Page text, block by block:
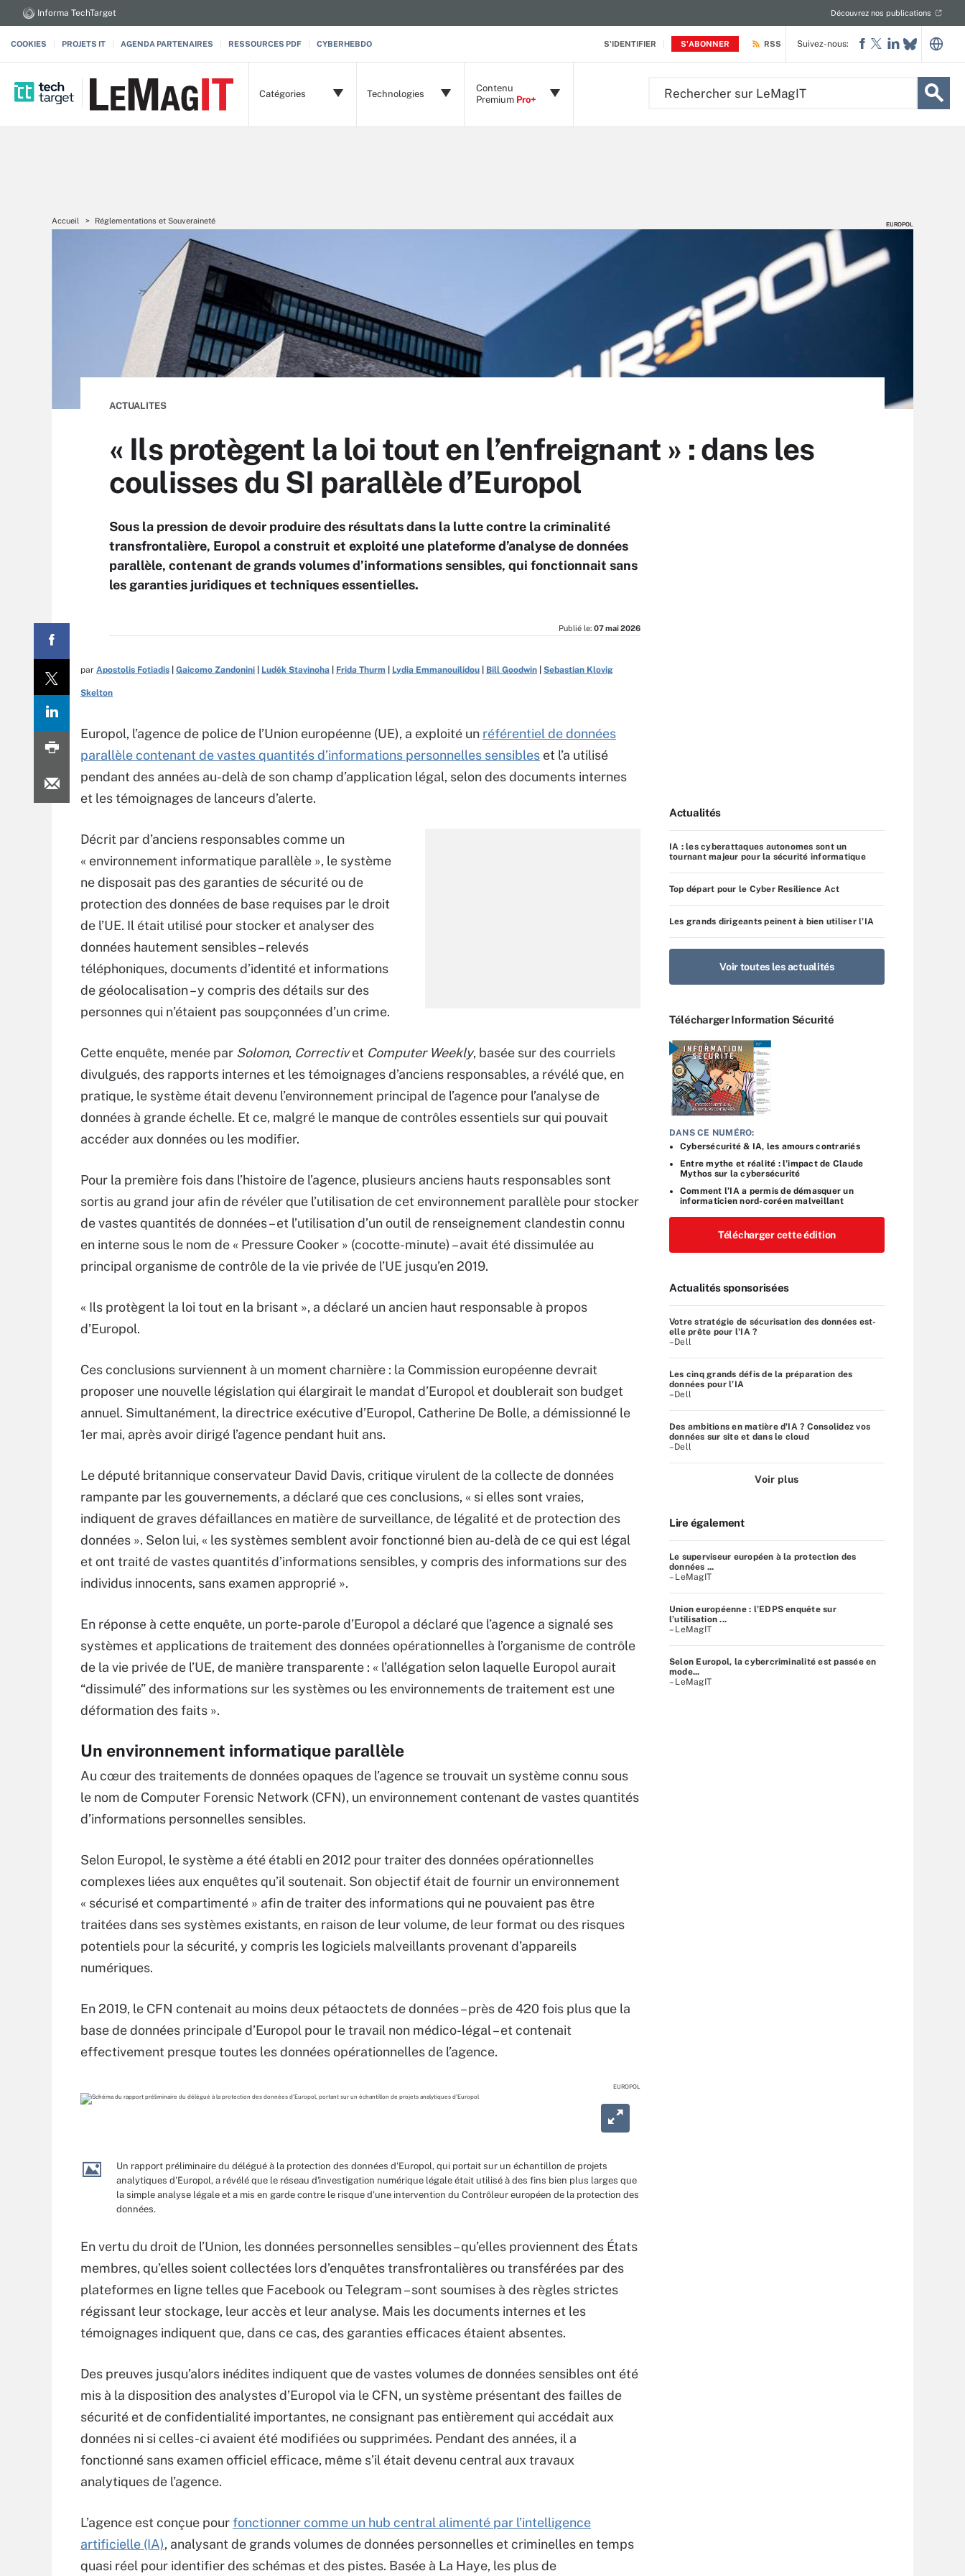
S'IDENTIFIER S'ABONNER
Informa TechTarget Découvrez nos publications
COOKIES PROJETS IT AGENDA PARTENAIRES RESSOURCES PDF CYBERHEBDO RSS
Catégories Technologies
Contenu
Premium Pro+
Suivez-nous:
Accueil Réglementations et Souveraineté EUROPOL
EUROPOL
ACTUALITES
« Ils protègent la loi tout en l’enfreignant » : dans les
coulisses du SI parallèle d’Europol
Sous la pression de devoir produire des résultats dans la lutte contre la criminalité
transfrontalière, Europol a construit et exploité une plateforme d’analyse de données
parallèle, contenant de grands volumes d’informations sensibles, qui fonctionnait sans
les garanties juridiques et techniques essentielles.
Publié le: 07 mai 2026
par Apostolis Fotiadis Gaicomo Zandonini Luděk Stavinoha Frida Thurm Lydia Emmanouilidou Bill Goodwin Sebastian Klovig
Skelton
Europol, l’agence de police de l’Union européenne (UE), a exploité un référentiel de données
parallèle contenant de vastes quantités d’informations personnelles sensibles et l’a utilisé
pendant des années au-delà de son champ d’application légal, selon des documents internes
et les témoignages de lanceurs d’alerte.
Décrit par d’anciens responsables comme un
« environnement informatique parallèle », le système
ne disposait pas des garanties de sécurité ou de
protection des données de base requises par le droit
de l’UE. Il était utilisé pour stocker et analyser des
données hautement sensibles – relevés
téléphoniques, documents d’identité et informations
de géolocalisation – y compris des détails sur des
personnes qui n’étaient pas soupçonnées d’un crime.
Cette enquête, menée par Solomon, Correctivet Computer Weekly, basée sur des courriels
divulgués, des rapports internes et les témoignages d’anciens responsables, a révélé que, en
pratique, le système était devenu l’environnement principal de l’agence pour l’analyse de
données à grande échelle. Et ce, malgré le manque de contrôles essentiels sur qui pouvait
accéder aux données ou les modifier.
Pour la première fois dans l’histoire de l’agence, plusieurs anciens hauts responsables sont
sortis au grand jour afin de révéler que l’utilisation de cet environnement parallèle pour stocker
de vastes quantités de données – et l’utilisation d’un outil de renseignement clandestin connu
en interne sous le nom de « Pressure Cooker » (cocotte-minute) – avait été dissimulée au
principal organisme de contrôle de la vie privée de l’UE jusqu’en 2019.
« Ils protègent la loi tout en la brisant », a déclaré un ancien haut responsable à propos
d’Europol.
Ces conclusions surviennent à un moment charnière : la Commission européenne devrait
proposer une nouvelle législation qui élargirait le mandat d’Europol et doublerait son budget
annuel. Simultanément, la directrice exécutive d’Europol, Catherine De Bolle, a démissionné le
1er mai, après avoir dirigé l’agence pendant huit ans.
Le député britannique conservateur David Davis, critique virulent de la collecte de données
rampante par les gouvernements, a déclaré que ces conclusions, « si elles sont vraies,
indiquent de graves défaillances en matière de surveillance, de légalité et de protection des
données ». Selon lui, « les systèmes semblent avoir fonctionné bien au-delà de ce qui est légal
et ont traité de vastes quantités d’informations sensibles, y compris des informations sur des
individus innocents, sans examen approprié ».
En réponse à cette enquête, un porte-parole d’Europol a déclaré que l’agence a signalé ses
systèmes et applications de traitement des données opérationnelles à l’organisme de contrôle
de la vie privée de l’UE, de manière transparente : « l’allégation selon laquelle Europol aurait
“dissimulé” des informations sur les systèmes ou les environnements de traitement est une
déformation des faits ».
Un environnement informatique parallèle
Au cœur des traitements de données opaques de l’agence se trouvait un système connu sous
le nom de Computer Forensic Network (CFN), un environnement contenant de vastes quantités
d’informations personnelles sensibles.
Selon Europol, le système a été établi en 2012 pour traiter des données opérationnelles
complexes liées aux enquêtes qu’il soutenait. Son objectif était de fournir un environnement
« sécurisé et compartimenté » afin de traiter des informations qui ne pouvaient pas être
traitées dans ses systèmes existants, en raison de leur volume, de leur format ou des risques
potentiels pour la sécurité, y compris les logiciels malveillants provenant d’appareils
numériques.
En 2019, le CFN contenait au moins deux pétaoctets de données – près de 420 fois plus que la
base de données principale d’Europol pour le travail non médico-légal – et contenait
effectivement presque toutes les données opérationnelles de l’agence.
EUROPOL
Un rapport préliminaire du délégué à la protection des données d'Europol, qui portait sur un échantillon de projets
analytiques d'Europol, a révélé que le réseau d'investigation numérique légale était utilisé à des fins bien plus larges que
la simple analyse légale et a mis en garde contre le risque d'une intervention du Contrôleur européen de la protection des
données.
En vertu du droit de l’Union, les données personnelles sensibles – qu’elles proviennent des États
membres, qu’elles soient collectées lors d’enquêtes transfrontalières ou transférées par des
plateformes en ligne telles que Facebook ou Telegram – sont soumises à des règles strictes
régissant leur stockage, leur accès et leur analyse. Mais les documents internes et les
témoignages indiquent que, dans ce cas, des garanties efficaces étaient absentes.
Des preuves jusqu’alors inédites indiquent que de vastes volumes de données sensibles ont été
mis à la disposition des analystes d’Europol via le CFN, un système présentant des failles de
sécurité et de confidentialité importantes, ne consignant pas entièrement qui accédait aux
données ni si celles-ci avaient été modifiées ou supprimées. Pendant des années, il a
fonctionné sans examen officiel efficace, même s’il était devenu central aux travaux
analytiques de l’agence.
L’agence est conçue pourfonctionner comme un hub central alimenté par l’intelligence
artificielle (IA), analysant de grands volumes de données personnelles et criminelles en temps
quasi réel pour identifier des schémas et des pistes. Basée à La Haye, les plus de
Actualités
IA : les cyberattaques autonomes sont un
tournant majeur pour la sécurité informatique
Top départ pour le Cyber Resilience Act
Les grands dirigeants peinent à bien utiliser l’IA
Voir toutes les actualités
Télécharger Information Sécurité
DANS CE NUMÉRO:
Cybersécurité & IA, les amours contrariés
Entre mythe et réalité : l’impact de Claude
Mythos sur la cybersécurité
Comment l’IA a permis de démasquer un
informaticien nord-coréen malveillant
Télécharger cette édition
Actualités sponsorisées
Votre stratégie de sécurisation des données est-
elle prête pour l'IA ?
–Dell
Les cinq grands défis de la préparation des
données pour l’IA
–Dell
Des ambitions en matière d'IA ? Consolidez vos
données sur site et dans le cloud
–Dell
Voir plus
Lire également
Le superviseur européen à la protection des
données ...
– LeMagIT
Union européenne : l’EDPS enquête sur
l’utilisation ...
– LeMagIT
Selon Europol, la cybercriminalité est passée en
mode...
– LeMagIT